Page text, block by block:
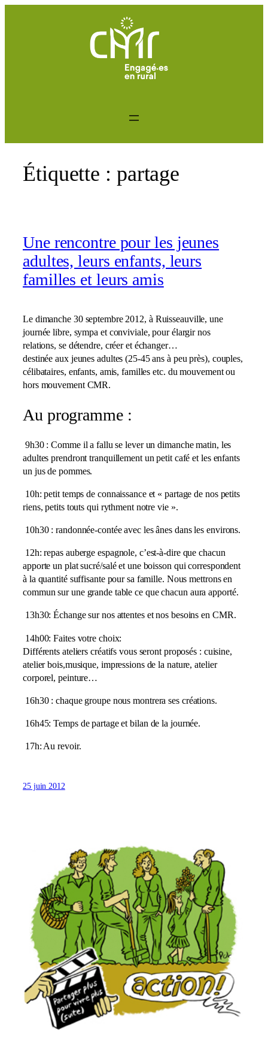
Étiquette : partage
Une rencontre pour les jeunes
adultes, leurs enfants, leurs
familles et leurs amis
Le dimanche 30 septembre 2012, à Ruisseauville, une
journée libre, sympa et conviviale, pour élargir nos
relations, se détendre, créer et échanger…
destinée aux jeunes adultes (25-45 ans à peu près), couples,
célibataires, enfants, amis, familles etc. du mouvement ou
hors mouvement CMR.
Au programme :
9h30 : Comme il a fallu se lever un dimanche matin, les
adultes prendront tranquillement un petit café et les enfants
un jus de pommes.
10h: petit temps de connaissance et « partage de nos petits
riens, petits touts qui rythment notre vie ».
10h30 : randonnée-contée avec les ânes dans les environs.
12h: repas auberge espagnole, c’est-à-dire que chacun
apporte un plat sucré/salé et une boisson qui correspondent
à la quantité suffisante pour sa famille. Nous mettrons en
commun sur une grande table ce que chacun aura apporté.
13h30: Échange sur nos attentes et nos besoins en CMR.
14h00: Faites votre choix:
Différents ateliers créatifs vous seront proposés : cuisine,
atelier bois,musique, impressions de la nature, atelier
corporel, peinture…
16h30 : chaque groupe nous montrera ses créations.
16h45: Temps de partage et bilan de la journée.
17h: Au revoir.
25 juin 2012